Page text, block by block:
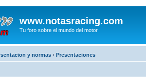
www.notasracing.com
Tu foro sobre el mundo del motor
y normas ‹ Presentaciones